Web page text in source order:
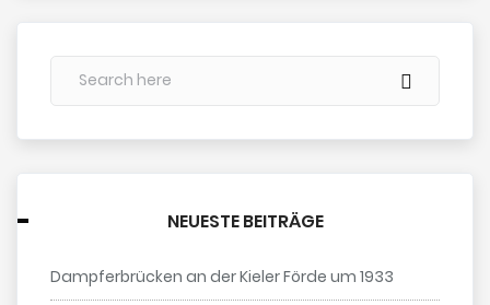
NEUESTE BEITRÄGE
Dampferbrücken an der Kieler Förde um 1933